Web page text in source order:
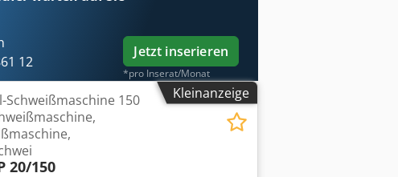
equipment owners and operators – easily
12
Jetzt inserieren
*pro Inserat/Monat
Kleinanzeige
Schweißmaschine 150
20/150